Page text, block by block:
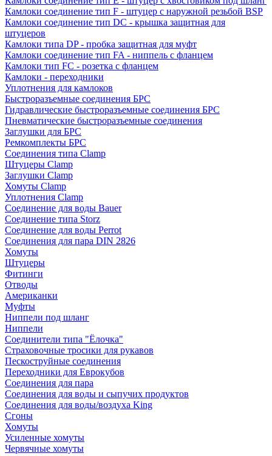
Камлоки соединение тип F - штуцер с наружной резьбой BSP
Камлоки соединение тип DC - крышка защитная для
штуцеров
Камлоки типа DP - пробка защитная для муфт
Камлоки соединение тип FA - ниппель с фланцем
Камлоки тип FC - розетка с фланцем
Камлоки - переходники
Уплотнения для камлоков
Быстроразъемные соединения БРС
Гидравлические быстроразъемные соединения БРС
Пневматические быстроразъемные соединения
Заглушки для БРС
Ремкомплекты БРС
Соединения типа Clamp
Штуцеры Clamp
Заглушки Clamp
Хомуты Clamp
Уплотнения Clamp
Соединение для воды Bauer
Соединение типа Storz
Соединение для воды Perrot
Соединения для пара DIN 2826
Хомуты
Штуцеры
Фитинги
Отводы
Американки
Муфты
Ниппели под шланг
Ниппели
Соединители типа "Ёлочка"
Страховочные тросики для рукавов
Пескоструйные соединения
Переходники для Еврокубов
Соединения для пара
Соединения для воды и сыпучих продуктов
Соединения для воды/воздуха King
Сгоны
Хомуты
Усиленные хомуты
Червячные хомуты